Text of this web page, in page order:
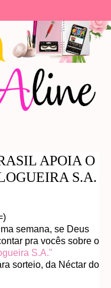
APOIA O
S.A.
semana, se Deus
pra vocês sobre o
S.A."
sorteio, da Néctar do